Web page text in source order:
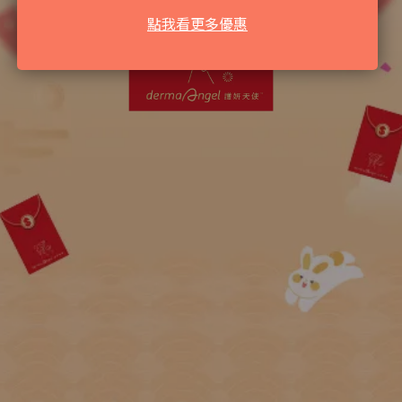
點我看更多優惠